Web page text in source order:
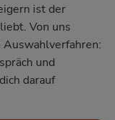
ist der
Von uns
und
darauf